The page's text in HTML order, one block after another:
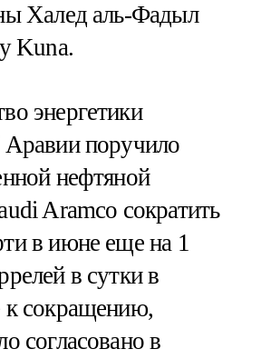
Халед аль-Фадыл
Kuna.
энергетики
Аравии поручило
нефтяной
Aramco сократить
в июне еще на 1
в сутки в
к сокращению,
согласовано в